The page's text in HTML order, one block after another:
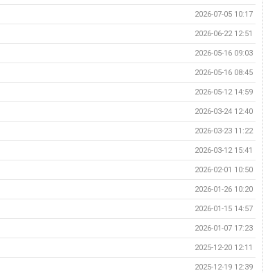
2026-07-05 10:17
2026-06-22 12:51
2026-05-16 09:03
2026-05-16 08:45
2026-05-12 14:59
2026-03-24 12:40
2026-03-23 11:22
2026-03-12 15:41
2026-02-01 10:50
2026-01-26 10:20
2026-01-15 14:57
2026-01-07 17:23
2025-12-20 12:11
2025-12-19 12:39